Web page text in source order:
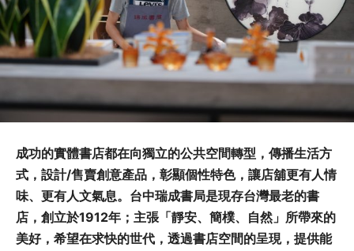
成功的實體書店都在向獨立的公共空間轉型，傳播生活方
式，設計/售賣創意產品，彰顯個性特色，讓店舖更有人情
味、更有人文氣息。台中瑞成書局是現存台灣最老的書
店，創立於1912年；主張「靜安、簡樸、自然」所帶來的
美好，希望在求快的世代，透過書店空間的呈現，提供能